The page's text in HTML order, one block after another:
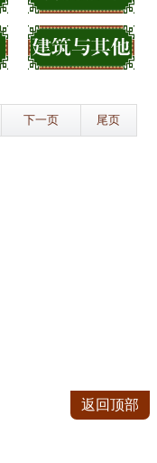
下一页 尾页
返回顶部